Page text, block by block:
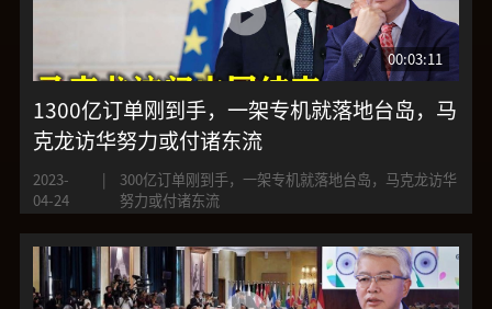
00:03:11
1300亿订单刚到手，一架专机就落地台岛，马
克龙访华努力或付诸东流
2023-
04-24
|
300亿订单刚到手，一架专机就落地台岛，马克龙访华
努力或付诸东流